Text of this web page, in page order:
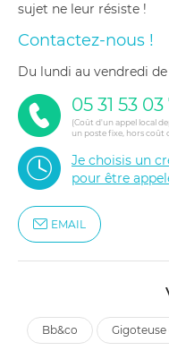
sujet ne leur résiste !
Contactez-nous !
du lundi au vendredi de
05 31 53
(Coût d'un appel local
un poste fixe, hors coût
Je choisis un
pour être
EMAIL
bb&co